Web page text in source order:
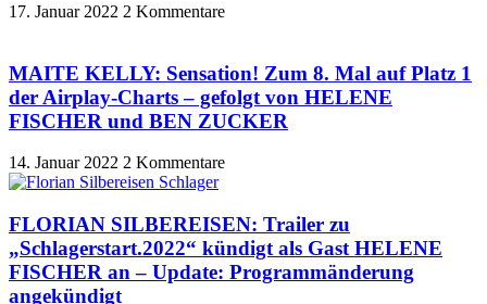
17. Januar 2022 2 Kommentare
MAITE KELLY: Sensation! Zum 8. Mal auf Platz 1
der Airplay-Charts – gefolgt von HELENE
FISCHER und BEN ZUCKER
14. Januar 2022 2 Kommentare
FLORIAN SILBEREISEN: Trailer zu
„Schlagerstart.2022“ kündigt als Gast HELENE
FISCHER an – Update: Programmänderung
angekündigt